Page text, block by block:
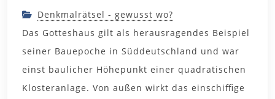
Denkmalrätsel - gewusst wo?
Das Gotteshaus gilt als herausragendes Beispiel
seiner Bauepoche in Süddeutschland und war
einst baulicher Höhepunkt einer quadratischen
Klosteranlage. Von außen wirkt das einschiﬃge